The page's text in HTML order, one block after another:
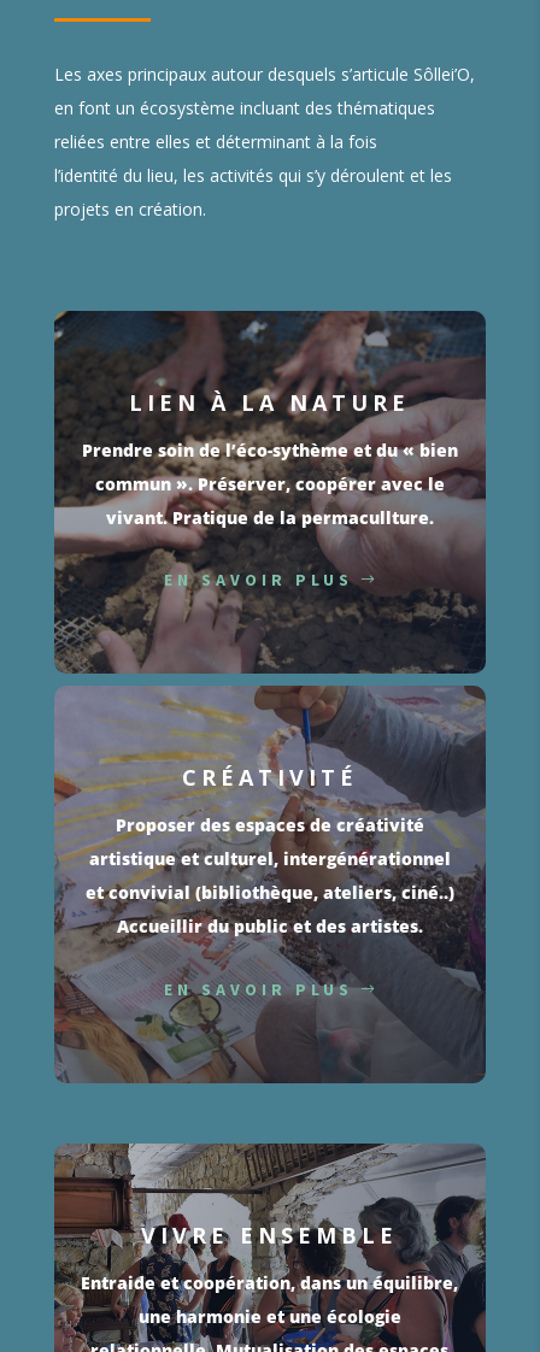
Les axes principaux autour desquels s’articule Sôllei’O,
en font un écosystème incluant des thématiques
reliées entre elles et déterminant à la fois
l’identité du lieu, les activités qui s’y déroulent et les
projets en création.
LIEN À LA NATURE
Prendre soin de l’éco-sythème et du « bien
commun ». Préserver, coopérer avec le
vivant. Pratique de la permacullture.
EN SAVOIR PLUS
CRÉATIVITÉ
Proposer des espaces de créativité
artistique et culturel, intergénérationnel
et convivial (bibliothèque, ateliers, ciné..)
Accueillir du public et des artistes.
EN SAVOIR PLUS
VIVRE ENSEMBLE
Entraide et coopération, dans un équilibre,
une harmonie et une écologie